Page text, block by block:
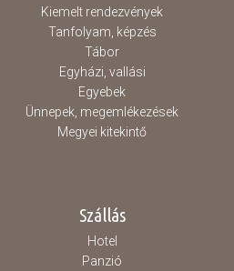
Kiemelt rendezvények
Tanfolyam, képzés
Tábor
Egyházi, vallási
Egyebek
Ünnepek, megemlékezések
Megyei kitekintő
Szállás
Hotel
Panzió